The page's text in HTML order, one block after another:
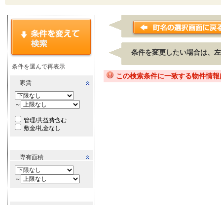
条件を選んで再表示
家賃
～
管理/共益費含む
敷金/礼金なし
専有面積
～
条件を変更したい場合は、
この検索条件に一致する物件情